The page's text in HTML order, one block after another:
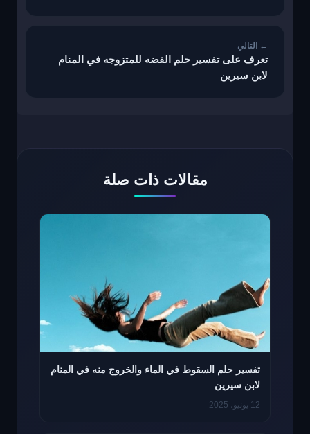
تعرف على تفسير حلم الفضه للمتزوجه في المنام
لابن سيرين
مقالات ذات صلة
تفسير حلم السقوط في الماء والخروج منه في المنام
لابن سيرين
12 يونيو، 2025